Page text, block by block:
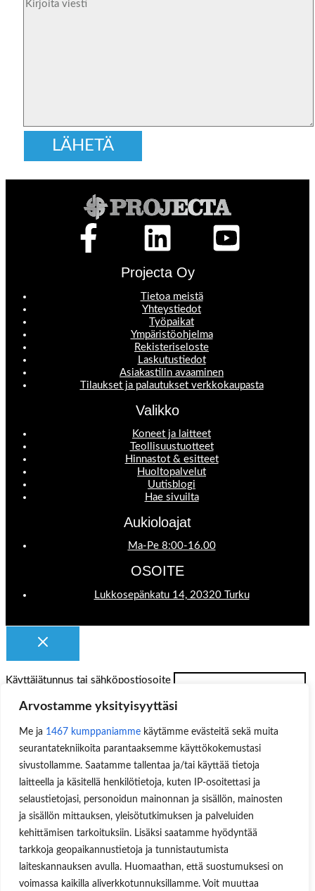
Arvostamme yksityisyyttäsi
Me ja 1467 kumppaniamme käytämme evästeitä sekä muita
seurantatekniikoita parantaaksemme käyttökokemustasi
sivustollamme. Saatamme tallentaa ja/tai käyttää tietoja
laitteella ja käsitellä henkilötietoja, kuten IP-osoitettasi ja
selaustietojasi, personoidun mainonnan ja sisällön, mainosten
ja sisällön mittauksen, yleisötutkimuksen ja palveluiden
kehittämisen tarkoituksiin. Lisäksi saatamme hyödyntää
tarkkoja geopaikannustietoja ja tunnistautumista
laiteskannauksen avulla. Huomaathan, että suostumuksesi on
voimassa kaikilla aliverkkotunnuksillamme. Voit muuttaa
Projecta Oy
Tietoa meistä
Yhteystiedot
Työpaikat
Ympäristöohjelma
Rekisteriseloste
Laskutustiedot
Asiakastilin avaaminen
Tilaukset ja palautukset verkkokaupasta
Valikko
Koneet ja laitteet
Teollisuustuotteet
Hinnastot & esitteet
Huoltopalvelut
Uutisblogi
Hae sivuilta
Aukioloajat
Ma-Pe 8:00-16.00
OSOITE
Lukkosepänkatu 14, 20320 Turku
Käyttäjätunnus tai sähköpostiosoite
Salasana
Muista minut
Lost your password?